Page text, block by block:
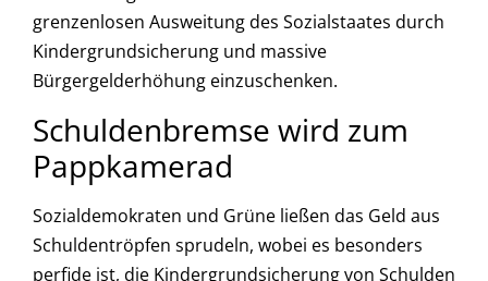
grenzenlosen Ausweitung des Sozialstaates durch
Kindergrundsicherung und massive
Bürgergelderhöhung einzuschenken.
Schuldenbremse wird zum
Pappkamerad
Sozialdemokraten und Grüne ließen das Geld aus
Schuldentröpfen sprudeln, wobei es besonders
perfide ist, die Kindergrundsicherung von Schulden